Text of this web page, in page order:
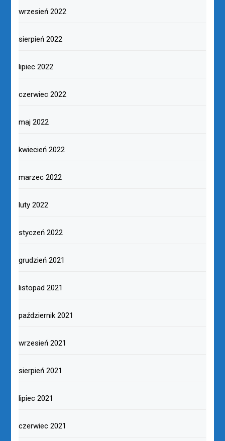
wrzesień 2022
sierpień 2022
lipiec 2022
czerwiec 2022
maj 2022
kwiecień 2022
marzec 2022
luty 2022
styczeń 2022
grudzień 2021
listopad 2021
październik 2021
wrzesień 2021
sierpień 2021
lipiec 2021
czerwiec 2021